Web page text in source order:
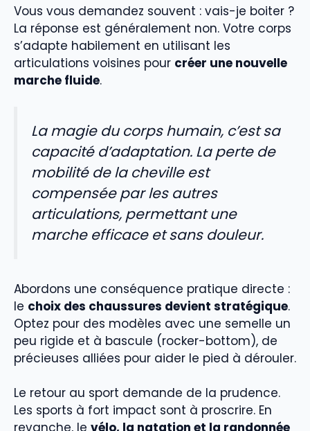
Vous vous demandez souvent : vais-je boiter ?
La réponse est généralement non. Votre corps
s’adapte habilement en utilisant les
articulations voisines pour créer une nouvelle
marche fluide.
La magie du corps humain, c’est sa
capacité d’adaptation. La perte de
mobilité de la cheville est
compensée par les autres
articulations, permettant une
marche efficace et sans douleur.
Abordons une conséquence pratique directe :
le choix des chaussures devient stratégique.
Optez pour des modèles avec une semelle un
peu rigide et à bascule (rocker-bottom), de
précieuses alliées pour aider le pied à dérouler.
Le retour au sport demande de la prudence.
Les sports à fort impact sont à proscrire. En